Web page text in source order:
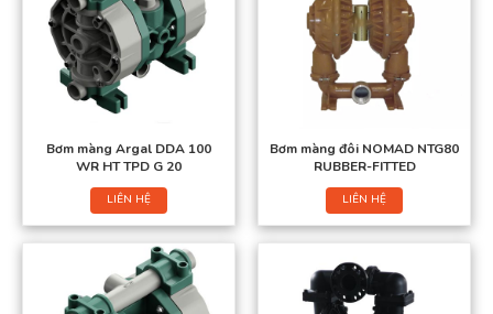
Bơm màng Argal DDA 100
WR HT TPD G 20
LIÊN HỆ
Bơm màng đôi NOMAD NTG80
RUBBER-FITTED
LIÊN HỆ